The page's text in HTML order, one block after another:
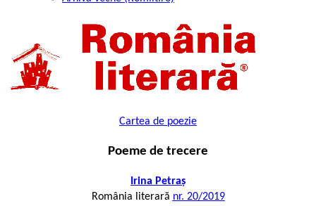
Cartea de poezie
Poeme de trecere
Irina Petraș
România literară nr. 20/2019